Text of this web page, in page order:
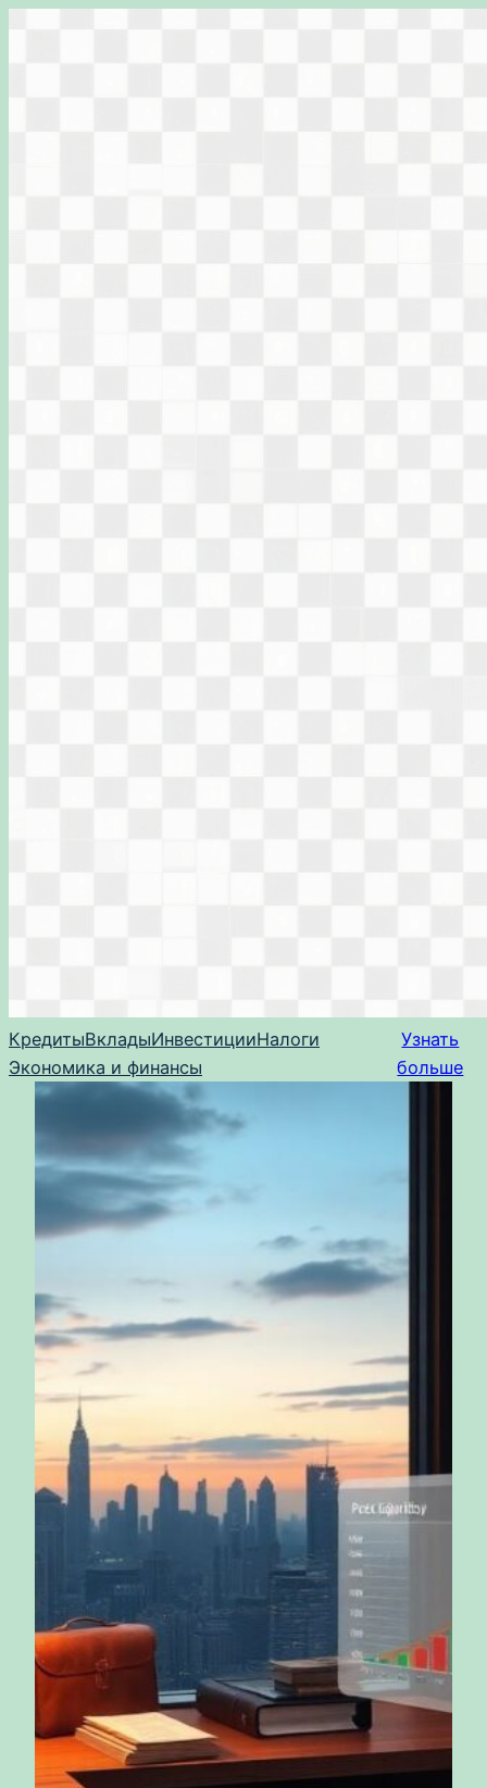
КредитыВкладыИнвестицииНалоги
Экономика и финансы
Узнать
больше